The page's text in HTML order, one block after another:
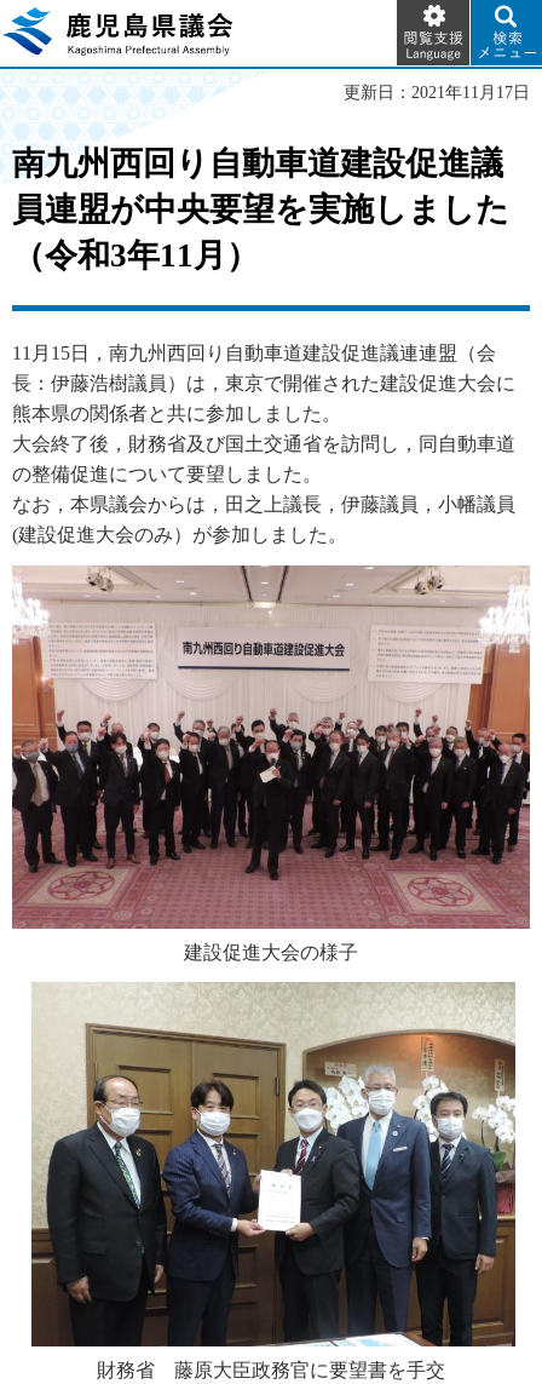
鹿児島県議会
閲覧支
援
Language
検索メ
ニュー
更新日：2021年11月17日
南九州西回り自動車道建設促進議
員連盟が中央要望を実施しました
（令和3年11月）
11月15日，南九州西回り自動車道建設促進議連連盟（会
長：伊藤浩樹議員）は，東京で開催された建設促進大会に
熊本県の関係者と共に参加しました。
大会終了後，財務省及び国土交通省を訪問し，同自動車道
の整備促進について要望しました。
なお，本県議会からは，田之上議長，伊藤議員，小幡議員
(建設促進大会のみ）が参加しました。
建設促進大会の様子
財務省 藤原大臣政務官に要望書を手交